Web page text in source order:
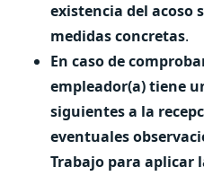
existencia del acoso
medidas concretas.
En caso de
empleador(a) tiene
siguientes a la
eventuales
Trabajo para aplicar